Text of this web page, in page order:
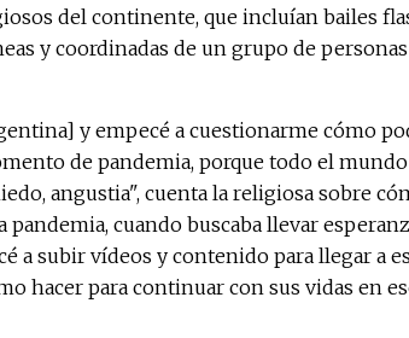
del continente, que incluían bailes
y coordinadas de un grupo de
y empecé a cuestionarme cómo
de pandemia, porque todo el mundo
angustia", cuenta la religiosa sobre
cuando buscaba llevar
a subir vídeos y contenido para llegar a
hacer para continuar con sus vidas en